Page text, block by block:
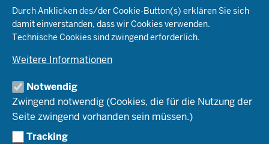
Durch Anklicken des/der Cookie-Button(s) erklären Sie sich
damit einverstanden, dass wir Cookies verwenden.
Technische Cookies sind zwingend erforderlich.
Weitere Informationen
Notwendig
Zwingend notwendig (Cookies, die für die Nutzung der
Seite zwingend vorhanden sein müssen.)
Tracking
RB Detmold
RB Düsseldorf
RB Köln
Wege ins Lehramt
Rechtsrahmen
Bewerbung
Amtsblatt abonnieren